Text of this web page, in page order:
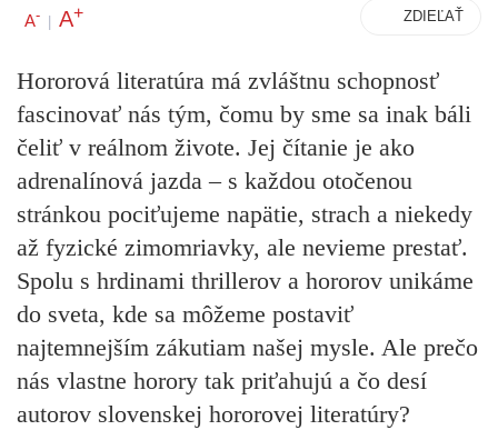
A- | A+ ZDIEĽAŤ
Hororová literatúra má zvláštnu schopnosť
fascinovať nás tým, čomu by sme sa inak báli
čeliť v reálnom živote. Jej čítanie je ako
adrenalínová jazda – s každou otočenou
stránkou pociťujeme napätie, strach a niekedy
až fyzické zimomriavky, ale nevieme prestať.
Spolu s hrdinami thrillerov a hororov unikáme
do sveta, kde sa môžeme postaviť
najtemnejším zákutiam našej mysle. Ale prečo
nás vlastne horory tak priťahujú a čo desí
autorov slovenskej hororovej literatúry?